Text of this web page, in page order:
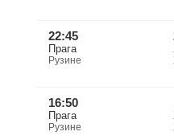
22:45
Прага
Рузине
16:50
Прага
Рузине